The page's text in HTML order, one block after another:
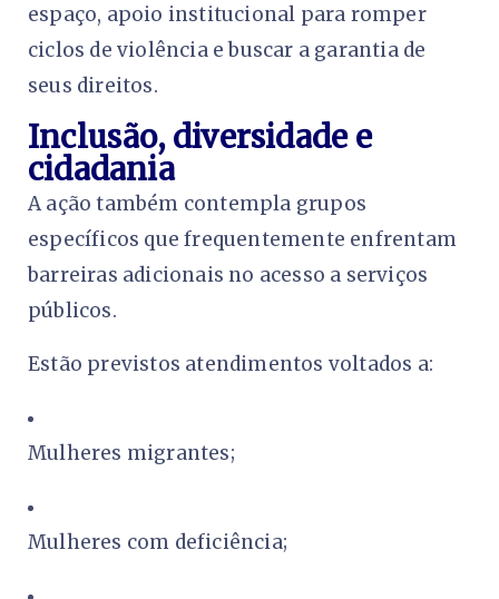
espaço, apoio institucional para romper
ciclos de violência e buscar a garantia de
seus direitos.
Inclusão, diversidade e
cidadania
A ação também contempla grupos
específicos que frequentemente enfrentam
barreiras adicionais no acesso a serviços
públicos.
Estão previstos atendimentos voltados a:
Mulheres migrantes;
Mulheres com deficiência;